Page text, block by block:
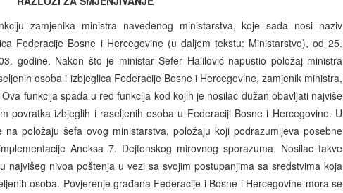
zamjenika ministra navedenog ministarstva, koje sada nosi naziv
Federacije Bosne i Hercegovine (u daljem tekstu: Ministarstvo), od 25.
godine. Nakon što je ministar Sefer Halilović napustio položaj ministra
osoba i izbjeglica Federacije Bosne i Hercegovine, zamjenik ministra,
funkcija spada u red funkcija kod kojih je nosilac dužan obavljati najviše
povratka izbjeglih i raseljenih osoba u Federaciji Bosne i Hercegovine. U
položaju šefa ovog ministarstva, položaju koji podrazumijeva posebne
Aneksa 7. Dejtonskog mirovnog sporazuma. Nosilac takve
najvišeg nivoa poštenja u vezi sa svojim postupanjima sa sredstvima koja
osoba. Povjerenje građana Federacije i Bosne i Hercegovine mora se